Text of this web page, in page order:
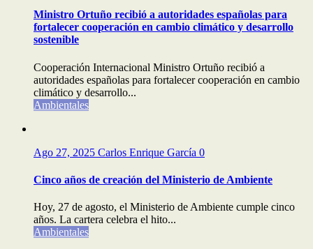
Ministro Ortuño recibió a autoridades españolas para
fortalecer cooperación en cambio climático y desarrollo
sostenible
Cooperación Internacional Ministro Ortuño recibió a
autoridades españolas para fortalecer cooperación en cambio
climático y desarrollo...
Ambientales
Ago 27, 2025 Carlos Enrique García 0
Cinco años de creación del Ministerio de Ambiente
Hoy, 27 de agosto, el Ministerio de Ambiente cumple cinco
años. La cartera celebra el hito...
Ambientales